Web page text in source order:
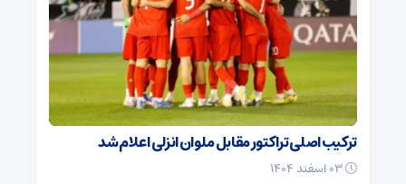
ترکیب اصلی تراکتور مقابل ملوان انزلی اعلام شد